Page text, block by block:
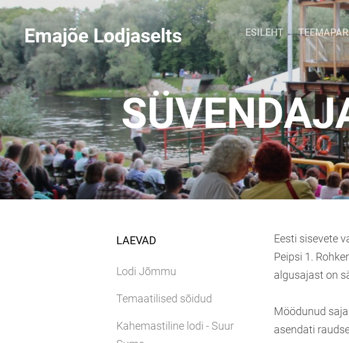
Emajõe Lodjaselts ESILEHT
LAEVAD
Lodi Jõmmu
Temaatilised sõidud
Kahemastiline lodi - Suur
Eesti sisevete
Peipsi 1.
algusajast on
Möödunud
asendati